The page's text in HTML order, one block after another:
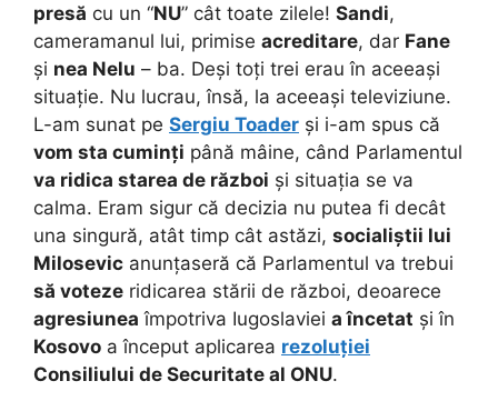
presă cu un “NU” cât toate zilele! Sandi,
cameramanul lui, primise acreditare, dar Fane
și nea Nelu – ba. Deși toți trei erau în aceeași
situație. Nu lucrau, însă, la aceeași televiziune.
L-am sunat pe Sergiu Toader și i-am spus că
vom sta cuminți până mâine, când Parlamentul
va ridica starea de război și situația se va
calma. Eram sigur că decizia nu putea fi decât
una singură, atât timp cât astăzi, socialiștii lui
Milosevic anunțaseră că Parlamentul va trebui
să voteze ridicarea stării de război, deoarece
agresiunea împotriva Iugoslaviei a încetat și în
Kosovo a început aplicarea rezoluției
Consiliului de Securitate al ONU.